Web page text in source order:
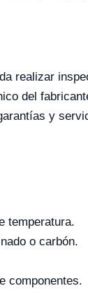
realizar
del
y
temperatura.
o carbón.
componentes.